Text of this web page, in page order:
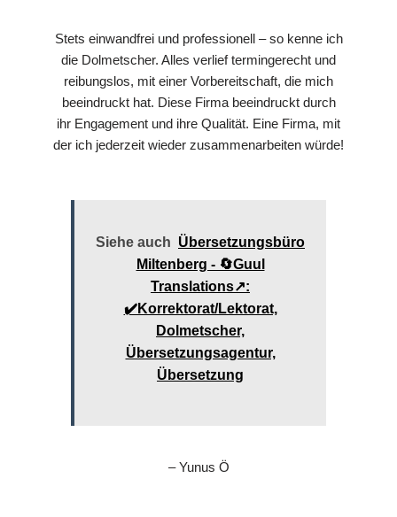
Stets einwandfrei und professionell – so kenne ich
die Dolmetscher. Alles verlief termingerecht und
reibungslos, mit einer Vorbereitschaft, die mich
beeindruckt hat. Diese Firma beeindruckt durch
ihr Engagement und ihre Qualität. Eine Firma, mit
der ich jederzeit wieder zusammenarbeiten würde!
Siehe auch Übersetzungsbüro
Miltenberg - 🔄Guul
Translations↗️:
✔️Korrektorat/Lektorat,
Dolmetscher,
Übersetzungsagentur,
Übersetzung
– Yunus Ö